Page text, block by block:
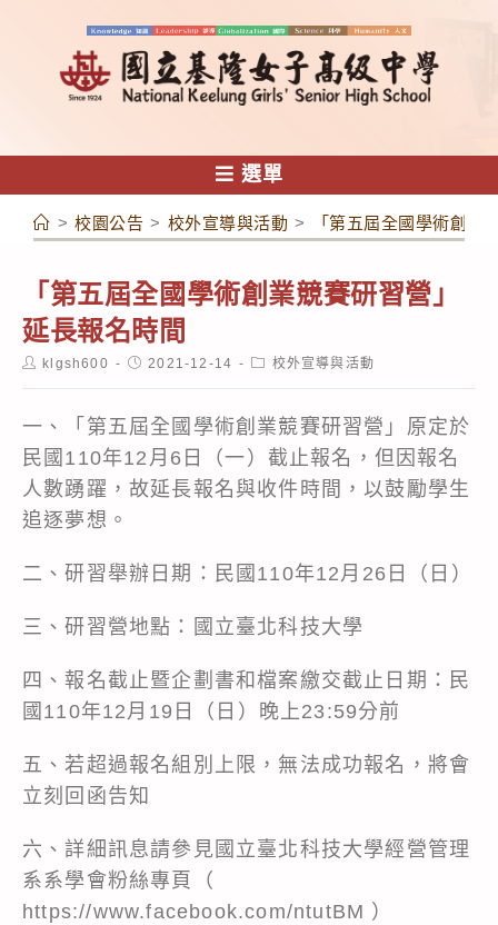
容
選單
> 校園公告 > 校外宣導與活動 > 「第五屆全國學術創業
「第五屆全國學術創業競賽研習營」
延長報名時間
Postklgsh600
Post2021-12-14
Post校外宣導與活動
一、「第五屆全國學術創業競賽研習營」原定於
民國110年12月6日（一）截止報名，但因報名
人數踴躍，故延長報名與收件時間，以鼓勵學生
追逐夢想。
二、研習舉辦日期：民國110年12月26日（日）
三、研習營地點：國立臺北科技大學
四、報名截止暨企劃書和檔案繳交截止日期：民
國110年12月19日（日）晚上23:59分前
五、若超過報名組別上限，無法成功報名，將會
立刻回函告知
六、詳細訊息請參見國立臺北科技大學經營管理
系系學會粉絲專頁（
https://www.facebook.com/ntutBM ）